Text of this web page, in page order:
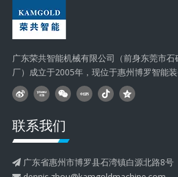
广东荣共智能机械有限公司（前身东莞市
厂）成立于2005年，现位于惠州博罗智能装
联系我们
 广东省惠州市博罗县石湾镇白源北路8号